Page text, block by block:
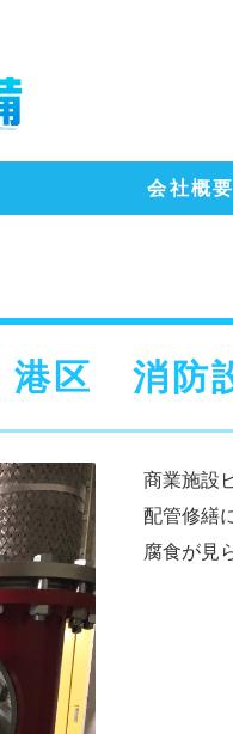
地域最安
会社概要
港区 消防
商業施設
配管修繕
腐食が見